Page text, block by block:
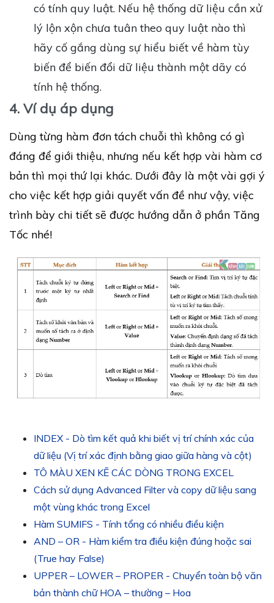
có tính quy luật. Nếu hệ thống dữ liệu cần xử
lý lộn xộn chưa tuân theo quy luật nào thì
hãy cố gắng dùng sự hiểu biết về hàm tùy
biến để biến đổi dữ liệu thành một dãy có
tính hệ thống.
4. Ví dụ áp dụng
Dùng từng hàm đơn tách chuỗi thì không có gì
đáng để giới thiệu, nhưng nếu kết hợp vài hàm cơ
bản thì mọi thứ lại khác. Dưới đây là một vài gợi ý
cho việc kết hợp giải quyết vấn đề như vậy, việc
trình bày chi tiết sẽ được hướng dẫn ở phần Tăng
Tốc nhé!
INDEX - Dò tìm kết quả khi biết vị trí chính xác của
dữ liệu (Vị trí xác định bằng giao giữa hàng và cột)
TÔ MÀU XEN KẼ CÁC DÒNG TRONG EXCEL
Cách sử dụng Advanced Filter và copy dữ liệu sang
một vùng khác trong Excel
Hàm SUMIFS - Tính tổng có nhiều điều kiện
AND – OR - Hàm kiểm tra điều kiện đúng hoặc sai
(True hay False)
UPPER – LOWER – PROPER - Chuyển toàn bộ văn
bản thành chữ HOA – thường – Hoa